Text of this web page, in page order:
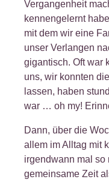
Vergangenheit
kennengelernt
mit dem wir eine
unser Verlangen
gigantisch. Oft war
uns, wir konnten
lassen, haben
war … oh my!
Dann, über die
allem im Alltag mit
irgendwann mal so
gemeinsame Zeit